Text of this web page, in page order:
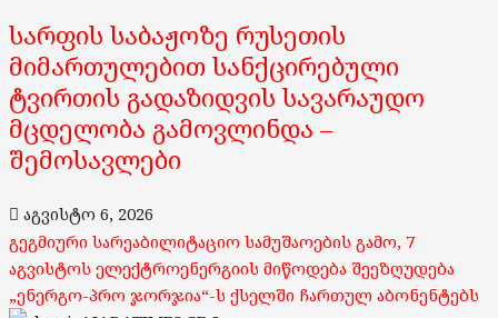
სარფის საბაჟოზე რუსეთის
მიმართულებით სანქცირებული
ტვირთის გადაზიდვის სავარაუდო
მცდელობა გამოვლინდა –
შემოსავლები
აგვისტო 6, 2026
გეგმიური სარეაბილიტაციო სამუშაოების გამო, 7
აგვისტოს ელექტროენერგიის მიწოდება შეეზღუდება
„ენერგო-პრო ჯორჯია“-ს ქსელში ჩართულ აბონენტებს